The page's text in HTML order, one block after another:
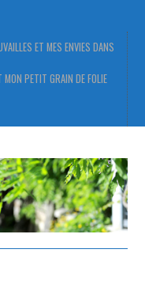
ET MES ENVIES DANS
MON PETIT GRAIN DE FOLIE